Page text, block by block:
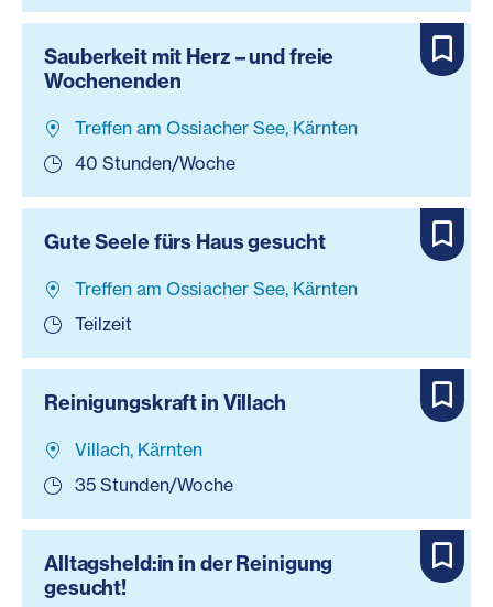
Sauberkeit mit Herz – und freie
Wochenenden
Treffen am Ossiacher See, Kärnten
40 Stunden/Woche
Gute Seele fürs Haus gesucht
Treffen am Ossiacher See, Kärnten
Teilzeit
Reinigungskraft in Villach
Villach, Kärnten
35 Stunden/Woche
Alltagsheld:in in der Reinigung
gesucht!